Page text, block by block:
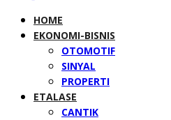
HOME
EKONOMI-BISNIS
OTOMOTIF
SINYAL
PROPERTI
ETALASE
CANTIK